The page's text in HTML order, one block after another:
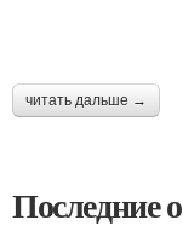
читать дальше →
Последние